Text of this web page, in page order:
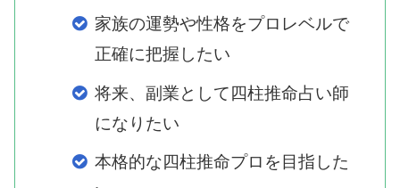
家族の運勢や性格をプロレベルで
正確に把握したい
将来、副業として四柱推命占い師
になりたい
本格的な四柱推命プロを目指した